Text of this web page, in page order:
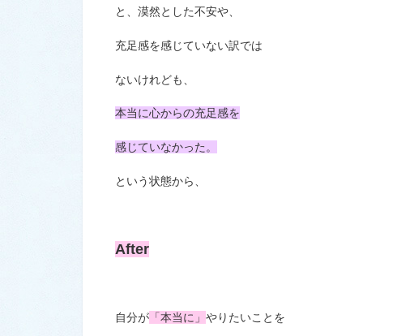
と、漠然とした不安や、
充足感を感じていない訳では
ないけれども、
本当に心からの充足感を
感じていなかった。
という状態から、
After
自分が 「本当に」 やりたいことを